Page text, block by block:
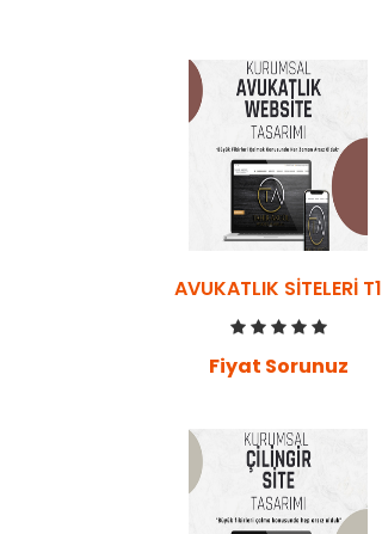
AVUKATLIK SITELERI T1
Fiyat Sorunuz